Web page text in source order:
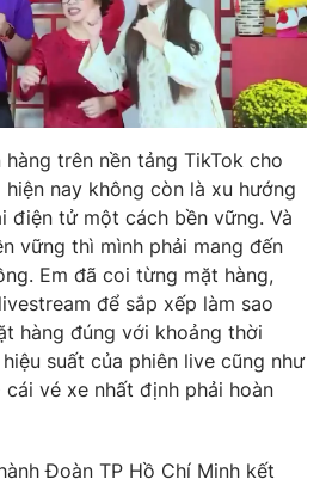
Infographic
Shorts video
VTV Thể thao
Bất động sản
Tấm lòng Việt
Vươn mình bằng AI
hàng trên nền tảng TikTok cho
nay không còn là xu hướng
điện tử một cách bền vững. Và
vững thì mình phải mang đến
Em đã coi từng mặt hàng,
để sắp xếp làm sao
hàng đúng với khoảng thời
suất của phiên live cũng như
cái vé xe nhất định phải hoàn
Đoàn TP Hồ Chí Minh kết